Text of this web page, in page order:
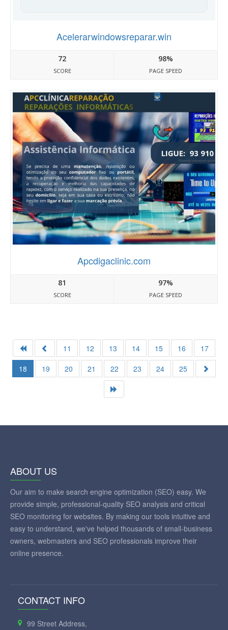
Acelerarwindowsreparar.win
72
SCORE
98%
PAGE SPEED
Apcdigaclinic.com
81
SCORE
97%
PAGE SPEED
11 12 13 14 15 16
17
18
19 20 21 22 23 24 25
ABOUT US
Our aim to make search engine optimization (SEO) easy. We
provide simple, professional-quality SEO analysis and critical
SEO monitoring for websites. By making our tools intuitive and
easy to understand, we've helped thousands of small-business
owners, webmasters and SEO professionals improve their
online presence.
CONTACT INFO
99 Street Address,